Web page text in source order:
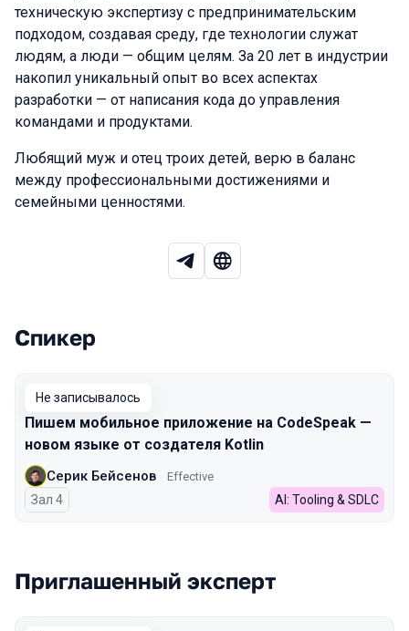
техническую экспертизу с предпринимательским
подходом, создавая среду, где технологии служат
людям, а люди — общим целям. За 20 лет в индустрии
накопил уникальный опыт во всех аспектах
разработки — от написания кода до управления
командами и продуктами.
Любящий муж и отец троих детей, верю в баланс
между профессиональными достижениями и
семейными ценностями.
Выступления в сезоне 2026 Spring
Спикер
Не записывалось
Пишем мобильное приложение на CodeSpeak —
новом языке от создателя Kotlin
Серик Бейсенов Effective
Зал 4 AI: Tooling & SDLC
Приглашенный эксперт